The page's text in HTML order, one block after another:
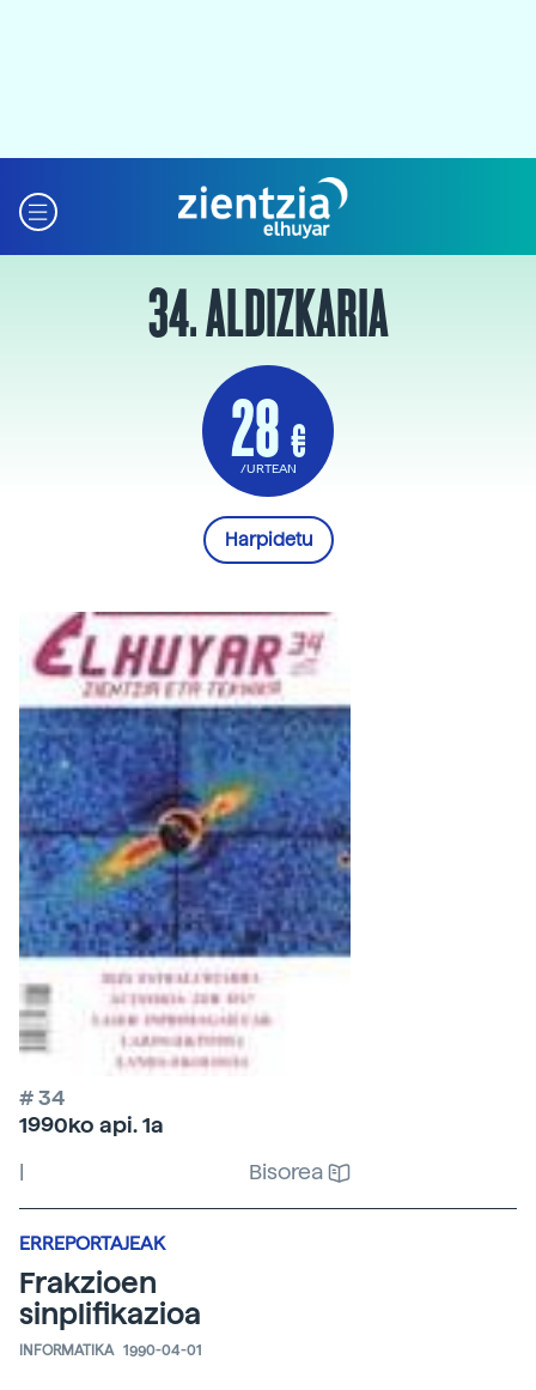
34. ALDIZKARIA
28 €
/URTEAN
Harpidetu
# 34
1990ko api. 1a
|
Bisorea
ERREPORTAJEAK
Frakzioen
sinplifikazioa
INFORMATIKA 1990-04-01